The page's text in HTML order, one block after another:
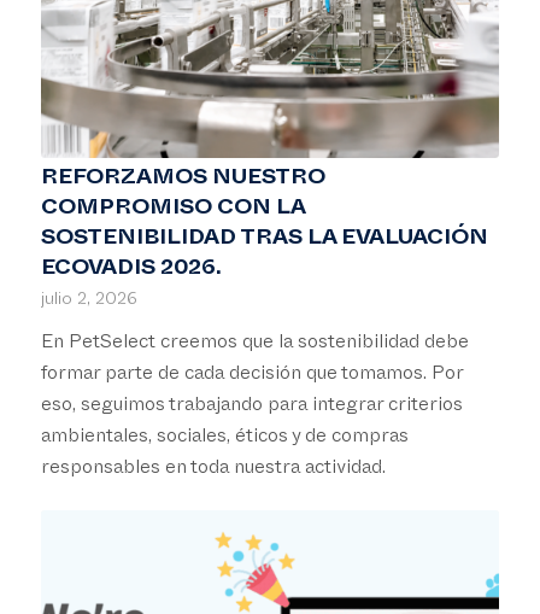
REFORZAMOS NUESTRO
COMPROMISO CON LA
SOSTENIBILIDAD TRAS LA EVALUACIÓN
ECOVADIS 2026.
julio 2, 2026
En PetSelect creemos que la sostenibilidad debe
formar parte de cada decisión que tomamos. Por
eso, seguimos trabajando para integrar criterios
ambientales, sociales, éticos y de compras
responsables en toda nuestra actividad.